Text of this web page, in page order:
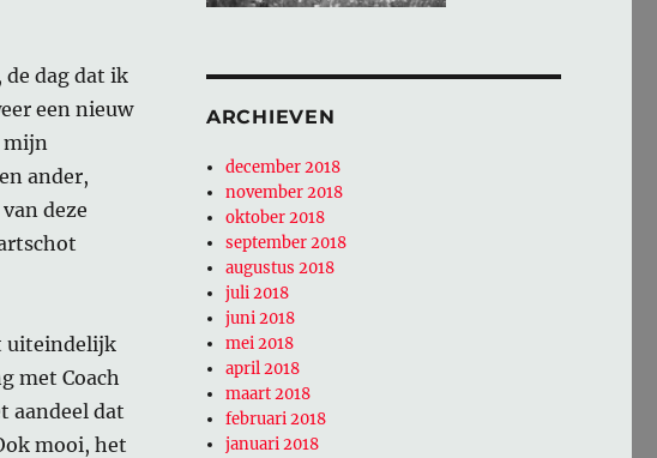
de dag dat ik
een nieuw
mijn
ander,
deze
uiteindelijk
met Coach
aandeel dat
mooi, het
ARCHIEVEN
december 2018
november 2018
oktober 2018
september 2018
augustus 2018
juli 2018
juni 2018
mei 2018
april 2018
maart 2018
februari 2018
januari 2018